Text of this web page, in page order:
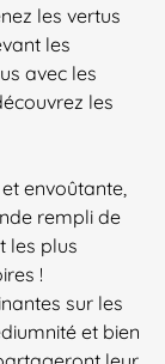
les vertus
les
avec les
les
envoûtante,
rempli de
les plus
!
sur les
et bien